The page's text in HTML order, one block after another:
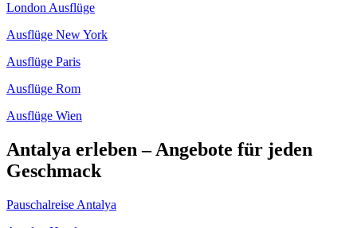
London Ausflüge
Ausflüge New York
Ausflüge Paris
Ausflüge Rom
Ausflüge Wien
Antalya erleben – Angebote für jeden
Geschmack
Pauschalreise Antalya